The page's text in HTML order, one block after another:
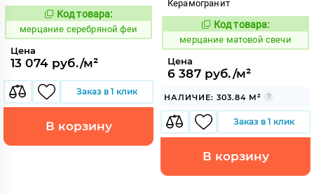
979488
Код товара:
мерцание серебряной феи
Цена
13 074 руб./м²
Заказ в 1 клик
В корзину
Керамогранит
975459
Код товара:
мерцание матовой свечи
Цена
6 387 руб./м²
НАЛИЧИЕ: 303.84 М²
Заказ в 1 клик
В корзину